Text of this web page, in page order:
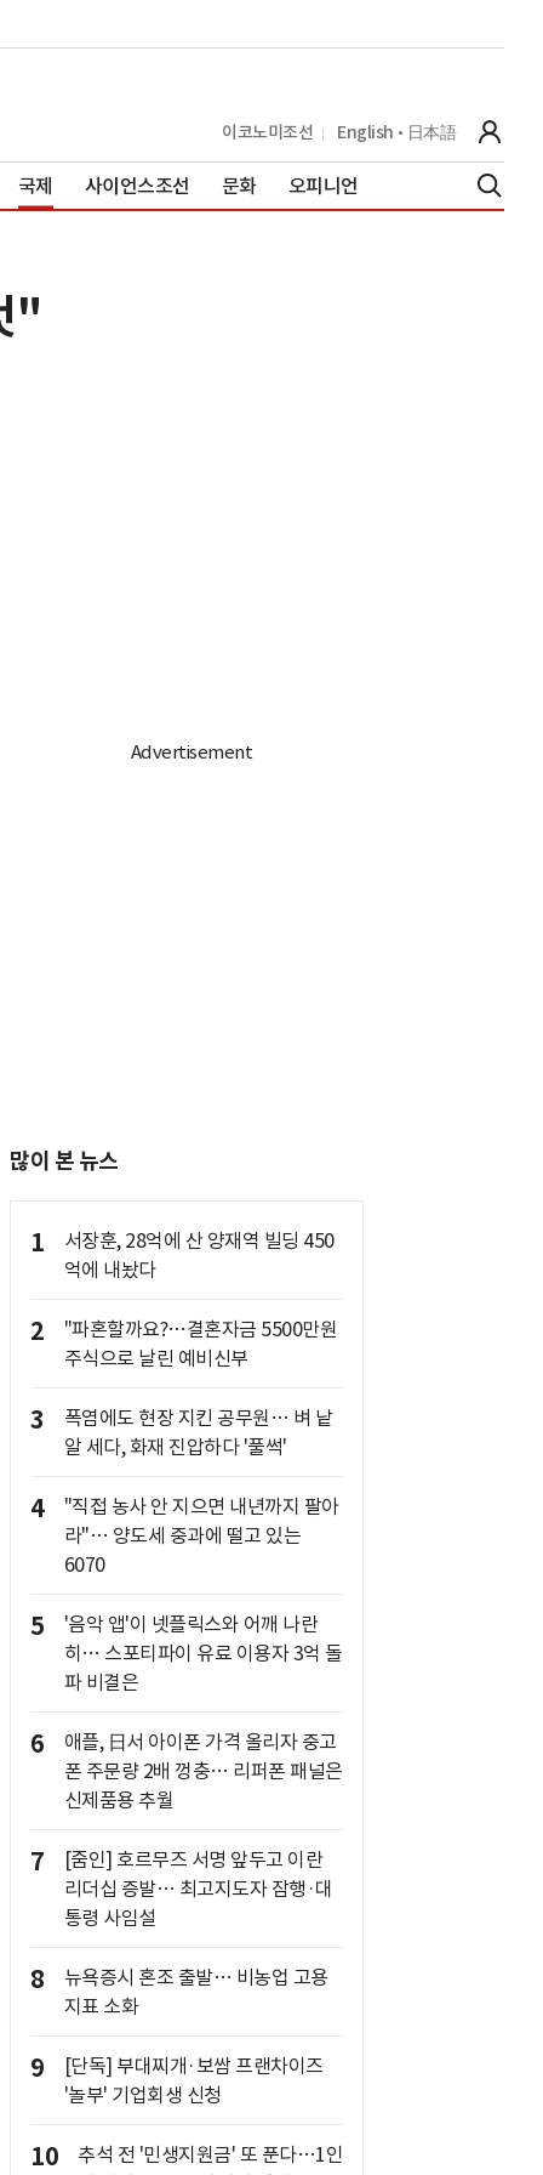
이코노미조선 English 日本語
국제 사이언스조선 문화 오피니언
"
많이 본 뉴스
1
서장훈, 28억에 산 양재역 빌딩 450
억에 내놨다
2
"파혼할까요?…결혼자금 5500만원
주식으로 날린 예비신부
3
폭염에도 현장 지킨 공무원… 벼 낱
알 세다, 화재 진압하다 '풀썩'
4
"직접 농사 안 지으면 내년까지 팔아
라"… 양도세 중과에 떨고 있는
6070
5
'음악 앱'이 넷플릭스와 어깨 나란
히… 스포티파이 유료 이용자 3억 돌
파 비결은
6
애플, 日서 아이폰 가격 올리자 중고
폰 주문량 2배 껑충… 리퍼폰 패널은
신제품용 추월
7
[줌인] 호르무즈 서명 앞두고 이란
리더십 증발… 최고지도자 잠행·대
통령 사임설
8
뉴욕증시 혼조 출발… 비농업 고용
지표 소화
9
[단독] 부대찌개·보쌈 프랜차이즈
'놀부' 기업회생 신청
10
추석 전 '민생지원금' 또 푼다…1인